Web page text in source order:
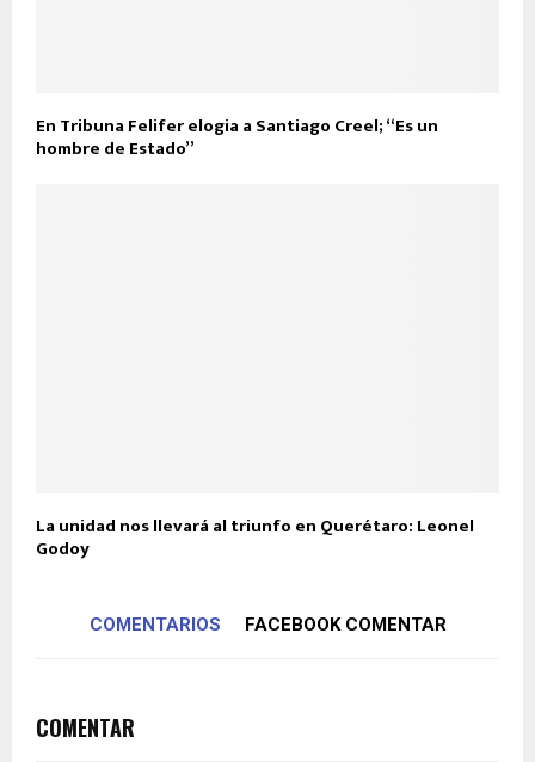
En Tribuna Felifer elogia a Santiago Creel; “Es un
hombre de Estado”
La unidad nos llevará al triunfo en Querétaro: Leonel
Godoy
COMENTARIOS FACEBOOK COMENTAR
COMENTAR